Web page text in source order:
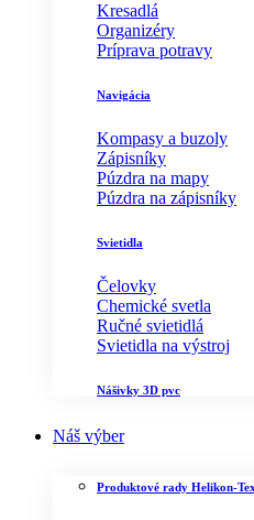
Kresadlá
Organizéry
Príprava potravy
Navigácia
Kompasy a buzoly
Zápisníky
Púzdra na mapy
Púzdra na zápisníky
Svietidla
Čelovky
Chemické svetla
Ručné svietidlá
Svietidla na výstroj
Nášivky 3D pvc
Náš výber
Produktové rady Helikon-Tex